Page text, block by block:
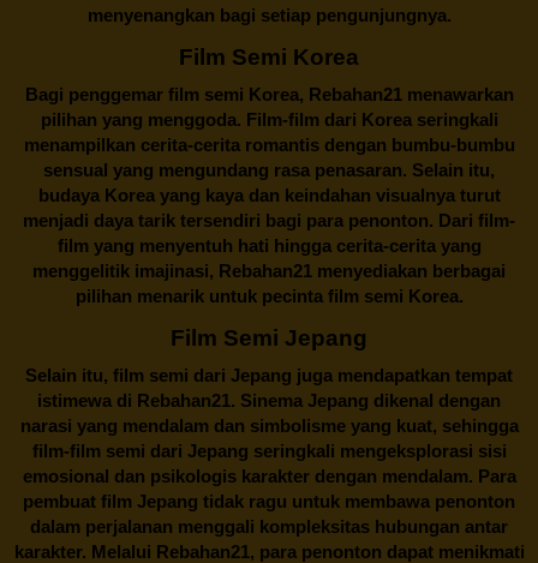
menyenangkan bagi setiap pengunjungnya.
Film Semi Korea
Bagi penggemar film semi Korea, Rebahan21menawarkan
pilihan yang menggoda. Film-film dari Korea seringkali
menampilkan cerita-cerita romantis dengan bumbu-bumbu
sensual yang mengundang rasa penasaran. Selain itu,
budaya Korea yang kaya dan keindahan visualnya turut
menjadi daya tarik tersendiri bagi para penonton. Dari film-
film yang menyentuh hati hingga cerita-cerita yang
menggelitik imajinasi, Rebahan21 menyediakan berbagai
pilihan menarik untuk pecinta film semi Korea.
Film Semi Jepang
Selain itu, film semi dari Jepang juga mendapatkan tempat
istimewa di Rebahan21. Sinema Jepang dikenal dengan
narasi yang mendalam dan simbolisme yang kuat, sehingga
film-film semi dari Jepang seringkali mengeksplorasi sisi
emosional dan psikologis karakter dengan mendalam. Para
pembuat film Jepang tidak ragu untuk membawa penonton
dalam perjalanan menggali kompleksitas hubungan antar
karakter. Melalui Rebahan21, para penonton dapat menikmati